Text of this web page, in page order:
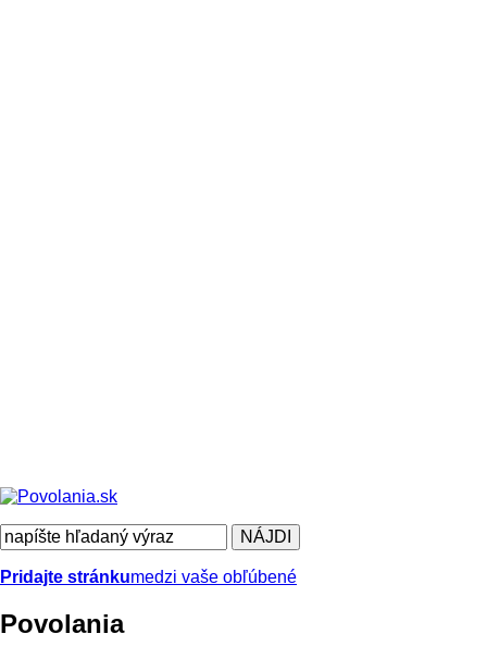
Pridajte stránkumedzi vaše obľúbené
Povolania